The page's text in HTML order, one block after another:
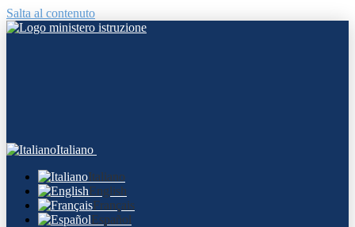
Salta al contenuto
Italiano
Italiano
English
Français
Español